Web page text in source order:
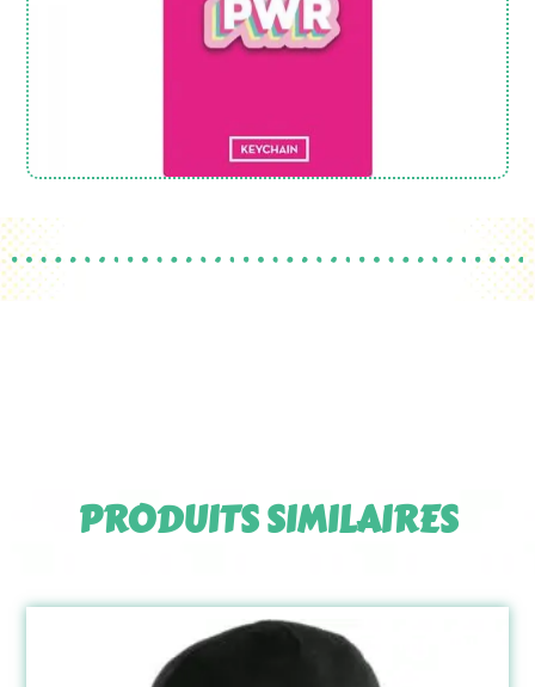
PRODUITS SIMILAIRES